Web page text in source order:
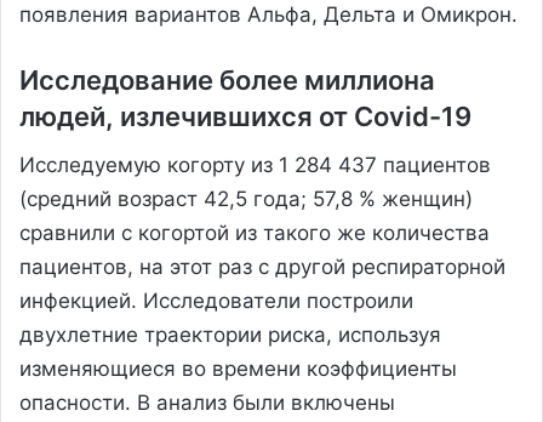
появления вариантов Альфа, Дельта и Омикрон.
Исследование более миллиона
людей, излечившихся от Covid-19
Исследуемую когорту из 1 284 437 пациентов
(средний возраст 42,5 года; 57,8 % женщин)
сравнили с когортой из такого же количества
пациентов, на этот раз с другой респираторной
инфекцией. Исследователи построили
двухлетние траектории риска, используя
изменяющиеся во времени коэффициенты
опасности. В анализ были включены